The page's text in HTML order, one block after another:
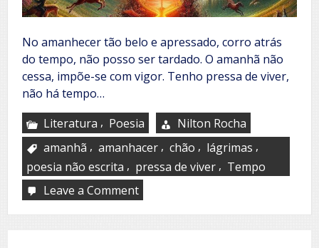
No amanhecer tão belo e apressado, corro atrás
do tempo, não posso ser tardado. O amanhã não
cessa, impõe-se com vigor. Tenho pressa de viver,
não há tempo…
Literatura , Poesia
Nilton Rocha
amanhã , amanhacer , chão , lágrimas ,
poesia não escrita , pressa de viver , Tempo
Leave a Commenton
atrás